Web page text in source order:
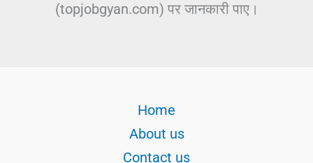
(topjobgyan.com) पर जानकारी पाए।
Home
About us
Contact us